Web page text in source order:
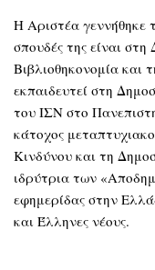
Η Αριστέα γεννήθηκε
σπουδές της είναι
Βιβλιοθηκονομία και
εκπαιδευτεί στη
του ΙΣΝ στο
κάτοχος
Κινδύνου και τη
ιδρύτρια των
εφημερίδας στην
και Έλληνες νέους.